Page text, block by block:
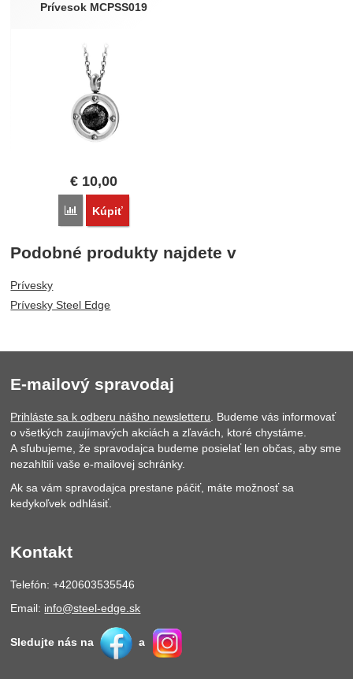
Prívesok MCPSS019
€ 10,00
Porovnať
Kúpiť
Podobné produkty najdete v
Prívesky
Prívesky Steel Edge
E-mailový spravodaj
Prihláste sa k odberu nášho newsletteru . Budeme vás informovať
o všetkých zaujímavých akciách a zľavách, ktoré chystáme.
A sľubujeme, že spravodajca budeme posielať len občas, aby sme
nezahltili vaše e-mailovej schránky.
Ak sa vám spravodajca prestane páčiť, máte možnosť sa
kedykoľvek odhlásiť.
Kontakt
Telefón: +420603535546
Email: info@steel-edge.sk
Sledujte nás na a